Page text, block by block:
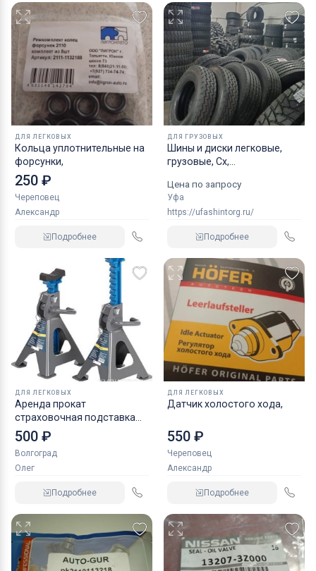
ДЛЯ ЛЕГКОВЫХ
Кольца уплотнительные на
форсунки,
250 ₽
Череповец
Александр
Подробнее
ДЛЯ ГРУЗОВЫХ
Шины и диски легковые,
грузовые, Сх,
Цена по запросу
Уфа
https://ufashintorg.ru/
Подробнее
ДЛЯ ЛЕГКОВЫХ
Аренда прокат
страховочная подставка
NORDBERG 2 т
500 ₽
Волгоград
Олег
Подробнее
ДЛЯ ЛЕГКОВЫХ
Датчик холостого хода,
550 ₽
Череповец
Александр
Подробнее